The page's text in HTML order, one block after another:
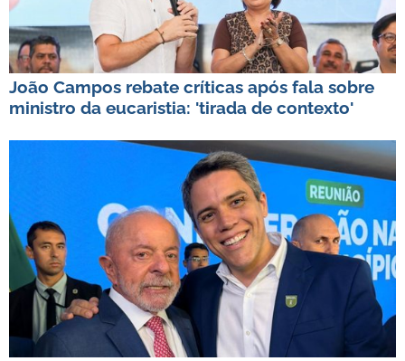
João Campos rebate críticas após fala sobre
ministro da eucaristia: 'tirada de contexto'